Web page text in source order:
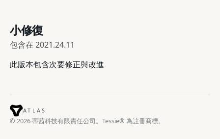
小修復
包含在 2021.24.11
此版本包含次要修正與改進
ATLAS
© 2026 蒂茜科技有限責任公司。Tessie® 為註冊商標。